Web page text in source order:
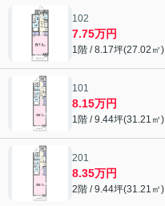
102
7.75万円
1階 / 8.17坪(27.02㎡)
101
8.15万円
1階 / 9.44坪(31.21㎡)
201
8.35万円
2階 / 9.44坪(31.21㎡)